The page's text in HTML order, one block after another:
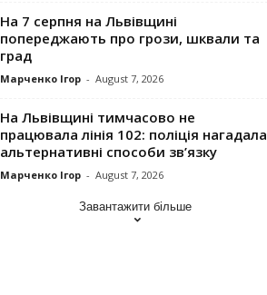
На 7 серпня на Львівщині
попереджають про грози, шквали та
град
Марченко Ігор - August 7, 2026
На Львівщині тимчасово не
працювала лінія 102: поліція нагадала
альтернативні способи зв’язку
Марченко Ігор - August 7, 2026
Завантажити більше